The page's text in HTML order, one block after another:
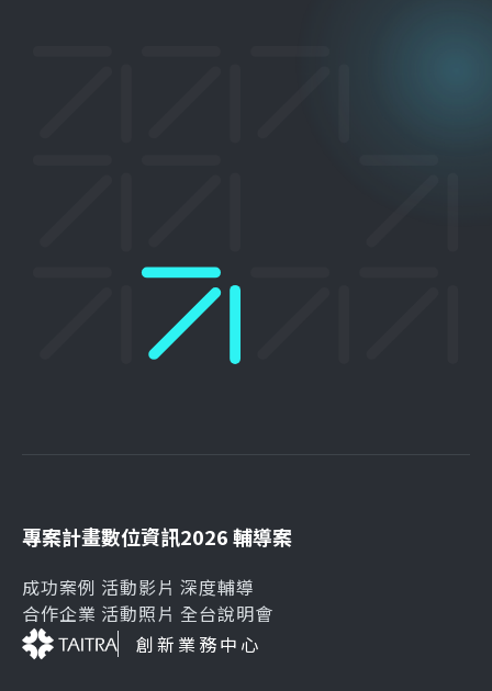
專案計畫
成功案例
合作企業
數位資訊
活動影片
活動照片
2026 輔導案
深度輔導
全台說明會
創新業務中心